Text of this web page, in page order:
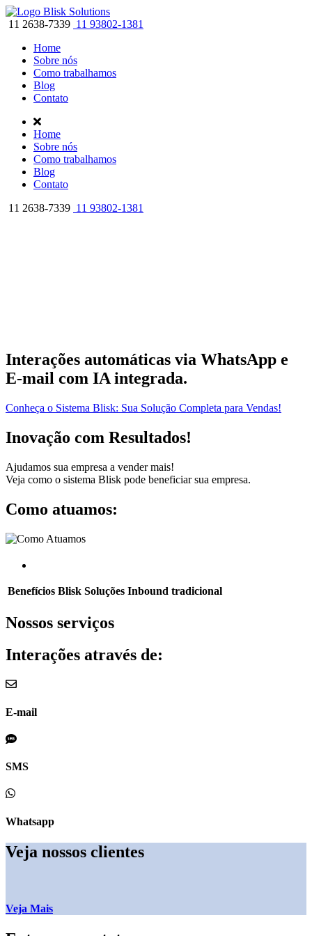
11 2638-7339 11 93802-1381
Home
Sobre nós
Como trabalhamos
Blog
Contato
Home
Sobre nós
Como trabalhamos
Blog
Contato
11 2638-7339 11 93802-1381
Interações automáticas via WhatsApp e
E-mail com IA integrada.
Conheça o Sistema Blisk: Sua Solução Completa para Vendas!
Inovação com Resultados!
Ajudamos sua empresa a vender mais!
Veja como o sistema Blisk pode beneficiar sua empresa.
Como atuamos:
Benefícios Blisk Soluções Inbound tradicional
Nossos serviços
Interações através de:
E-mail
SMS
Whatsapp
Veja nossos clientes
Veja Mais